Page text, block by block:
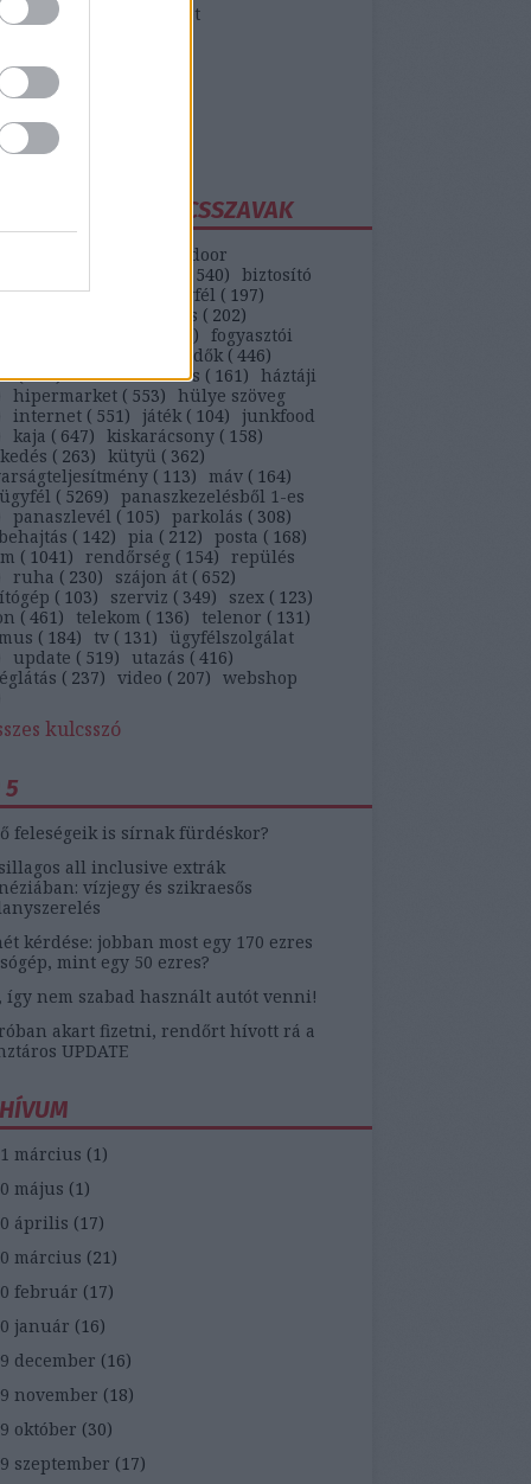
Békéltető Testület
KULCSSZAVAK
backdoor
540) biztosító
bkv (133) boldog ügyfél ( 197)
csalás ( 202)
) fogyasztói
gvti-fogyasztóvédők ( 446)
(149) házhozszállítás ( 161 ) háztáji
hipermarket ( 553) hülye szöveg
internet ( 551 ) játék ( 104)
junkfood
kaja ( 647) kiskarácsony ( 158)
( 263) kütyü ( 362)
( 113) máv ( 164)
( 5269) panaszkezelésből 1-es
panaszlevél ( 105) parkolás ( 308)
( 142) pia ( 212) posta ( 168)
( 1041 ) rendőrség ( 154)
repülés
ruha ( 230) szájon át ( 652)
( 103) szerviz ( 349) szex ( 123)
( 461 ) telekom ( 136) telenor ( 131 )
( 184) tv ( 131 )
ügyfélszolgálat
update ( 519) utazás ( 416)
( 237) video ( 207) webshop
kulcsszó
5
feleségeik is sírnak fürdéskor?
all inclusive extrák
vízjegy és szikraesős
kérdése: jobban most egy 170 ezres
mint egy 50 ezres?
így nem szabad használt autót venni!
akart fizetni, rendőrt hívott rá a
UPDATE
március (1 )
május (1 )
április (17)
március (21 )
február (17)
január (16)
december (16)
november (18)
október (30)
szeptember (17)